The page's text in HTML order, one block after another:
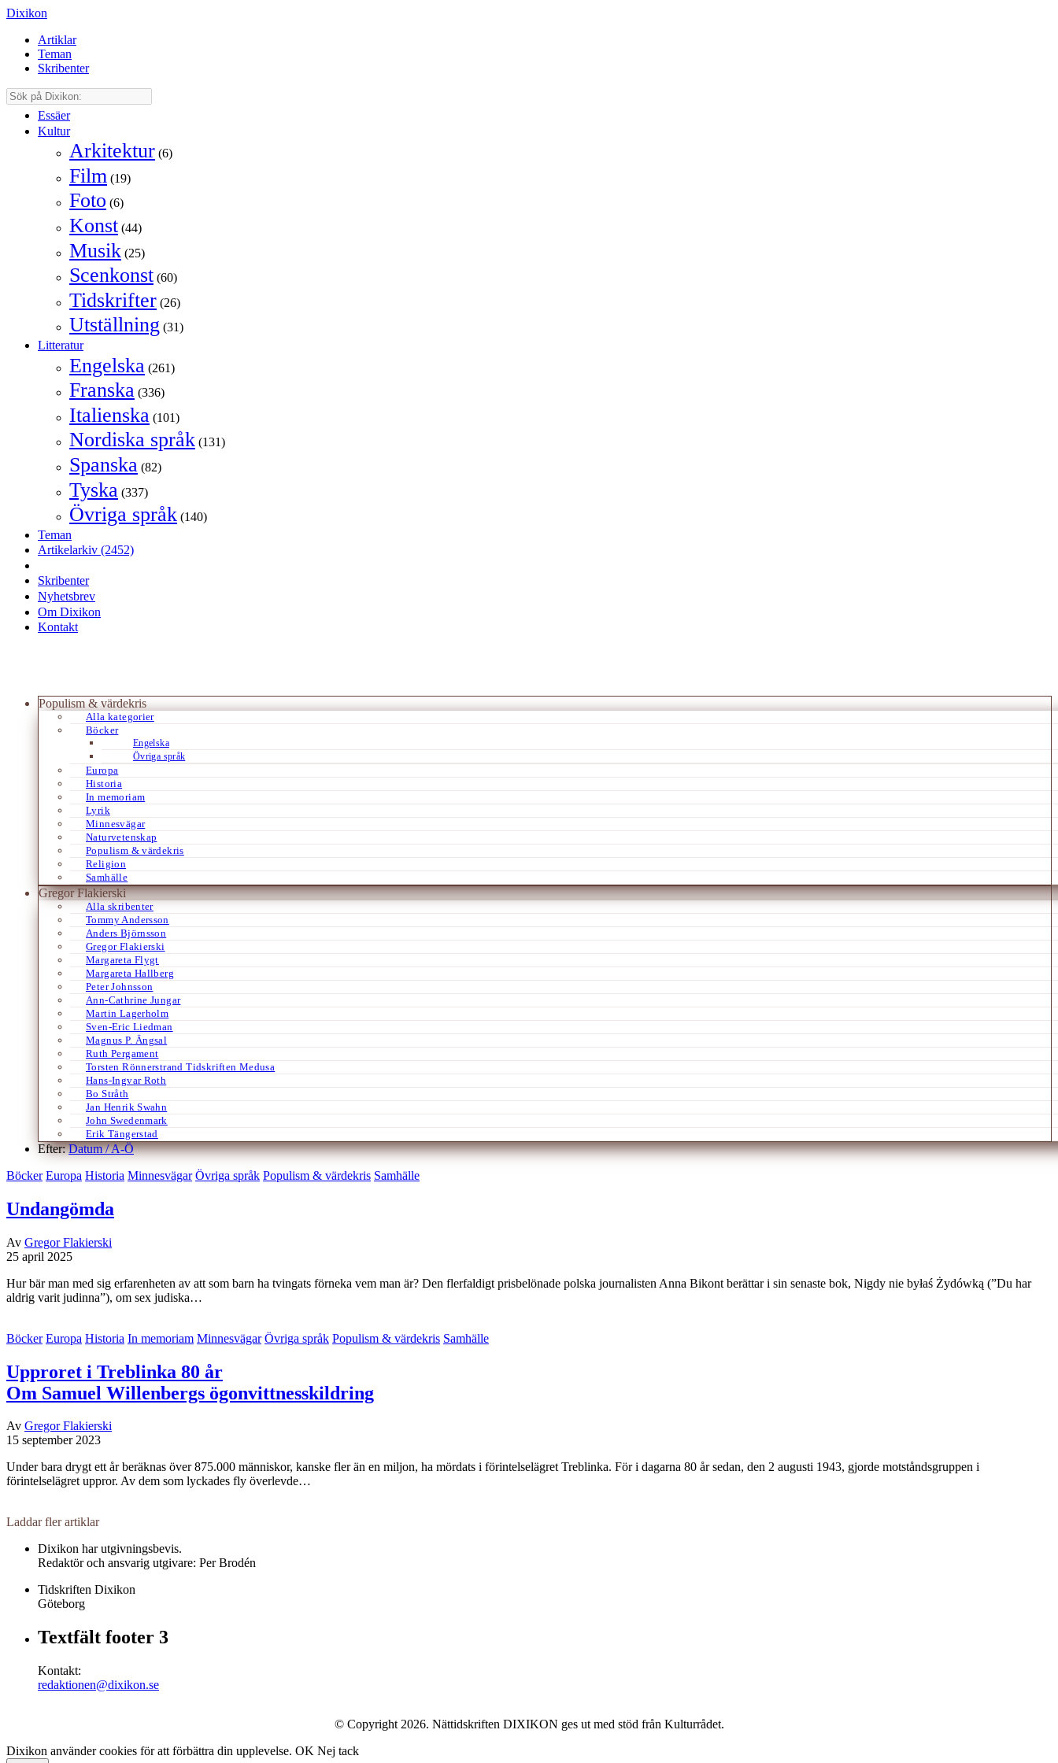
Dixikon
Artiklar
Teman
Skribenter
Essäer
Kultur
Arkitektur (6)
Film (19)
Foto (6)
Konst (44)
Musik (25)
Scenkonst (60)
Tidskrifter (26)
Utställning (31)
Litteratur
Engelska (261)
Franska (336)
Italienska (101)
Nordiska språk (131)
Spanska (82)
Tyska (337)
Övriga språk (140)
Teman
Artikelarkiv (2452)
Skribenter
Nyhetsbrev
Om Dixikon
Kontakt
Populism & värdekris
Alla kategorier
Böcker
Engelska
Övriga språk
Europa
Historia
In memoriam
Lyrik
Minnesvägar
Naturvetenskap
Populism & värdekris
Religion
Samhälle
Gregor Flakierski
Alla skribenter
Tommy Andersson
Anders Björnsson
Gregor Flakierski
Margareta Flygt
Margareta Hallberg
Peter Johnsson
Ann-Cathrine Jungar
Martin Lagerholm
Sven-Eric Liedman
Magnus P. Ängsal
Ruth Pergament
Torsten Rönnerstrand Tidskriften Medusa
Hans-Ingvar Roth
Bo Stråth
Jan Henrik Swahn
John Swedenmark
Erik Tängerstad
Efter:Datum /A-Ö
Böcker Europa Historia Minnesvägar Övriga språk Populism & värdekris Samhälle
Undangömda
Av Gregor Flakierski
25 april 2025
Hur bär man med sig erfarenheten av att som barn ha tvingats förneka vem man är? Den flerfaldigt prisbelönade polska journalisten Anna Bikont berättar i sin senaste bok, Nigdy nie byłaś Żydówką (”Du har
aldrig varit judinna”), om sex judiska…
Böcker Europa Historia In memoriam Minnesvägar Övriga språk Populism & värdekris Samhälle
Upproret i Treblinka 80 år
Om Samuel Willenbergs ögonvittnesskildring
Av Gregor Flakierski
15 september 2023
Under bara drygt ett år beräknas över 875.000 människor, kanske fler än en miljon, ha mördats i förintelselägret Treblinka. För i dagarna 80 år sedan, den 2 augusti 1943, gjorde motståndsgruppen i
förintelselägret uppror. Av dem som lyckades fly överlevde…
Laddar fler artiklar
Dixikon har utgivningsbevis.
Redaktör och ansvarig utgivare: Per Brodén
Tidskriften Dixikon
Göteborg
Textfält footer 3
Kontakt:
redaktionen@dixikon.se
© Copyright 2026. Nättidskriften DIXIKON ges ut med stöd från Kulturrådet.
Dixikon använder cookies för att förbättra din upplevelse. OK Nej tack